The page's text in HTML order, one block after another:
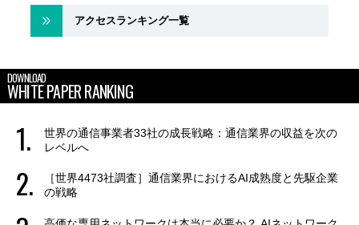
アクセスランキング一覧
DOWNLOAD
WHITE PAPER RANKING
世界の通信事業者33社の成長戦略：通信業界の収益を次の
レベルへ
［世界4473社調査］通信業界におけるAI成熟度と先駆企業
の戦略